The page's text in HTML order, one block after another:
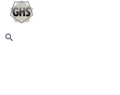
contenuto
Cerca